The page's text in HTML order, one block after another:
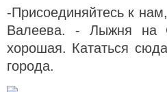
-Присоединяйтесь к
Валеева. - Лыжня на
хорошая. Кататься
города.